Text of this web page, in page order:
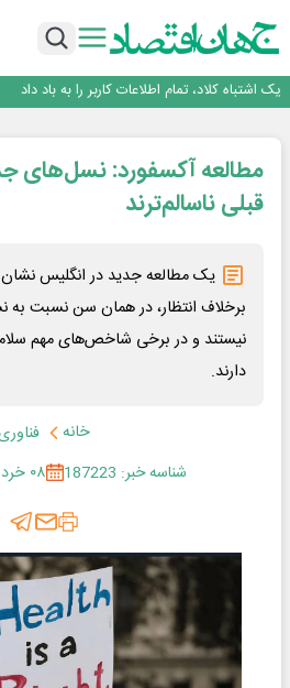
دانشگاه، خرج امروز یا سرمایه فردا؟
یک اشتباه کلاد، تمام اطلاعات کاربر را به باد داد
رگولاتوری: اعمال ضریب ۲.۷ برای اینترنت بین‌الملل صحت ندارد
دانشگاه، خرج امروز یا سرمایه فردا؟
ما روایت گر درد و امیدیم؛ ضرورت خودآگاهی
مطالعه آکسفورد: نسل‌های
قبلی ناسالم‌ترند
یک مطالعه جدید در انگلیس
برخلاف انتظار، در همان سن نسبت به
نیستند و در برخی شاخص‌های مهم
دارند.
خانه
شناسه خبر: 187223
۰۸ خرداد ۱۴۰۵